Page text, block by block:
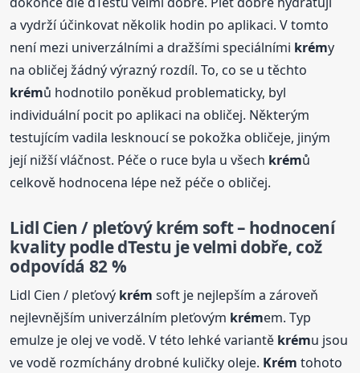
a vydrží účinkovat několik hodin po aplikaci. V tomto
není mezi univerzálními a dražšími speciálními krémy
na obličej žádný výrazný rozdíl. To, co se u těchto
krémů hodnotilo poněkud problematicky, byl
individuální pocit po aplikaci na obličej. Některým
testujícím vadila lesknoucí se pokožka obličeje, jiným
její nižší vláčnost. Péče o ruce byla u všech krémů
celkově hodnocena lépe než péče o obličej.
Lidl Cien / pleťovýkrém soft – hodnocení
kvality podle dTestu je velmi dobře, což
odpovídá 82 %
Lidl Cien / pleťový krém soft je nejlepším a zároveň
nejlevnějším univerzálním pleťovým krémem. Typ
emulze je olej ve vodě. V této lehké variantě krému jsou
ve vodě rozmíchány drobné kuličky oleje. Krém tohoto